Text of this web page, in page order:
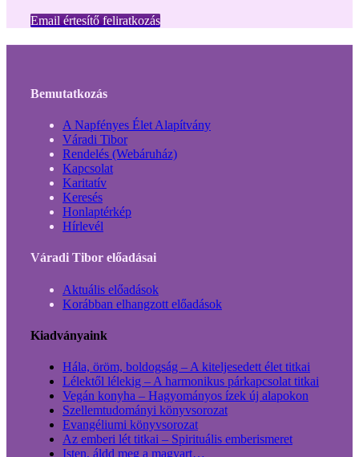
Email értesítő feliratkozás
Bemutatkozás
A Napfényes Élet Alapítvány
Váradi Tibor
Rendelés (Webáruház)
Kapcsolat
Karitatív
Keresés
Honlaptérkép
Hírlevél
Váradi Tibor előadásai
Aktuális előadások
Korábban elhangzott előadások
Kiadványaink
Hála, öröm, boldogság – A kiteljesedett élet titkai
Lélektől lélekig – A harmonikus párkapcsolat titkai
Vegán konyha – Hagyományos ízek új alapokon
Szellemtudományi könyvsorozat
Evangéliumi könyvsorozat
Az emberi lét titkai – Spirituális emberismeret
Isten, áldd meg a magyart…